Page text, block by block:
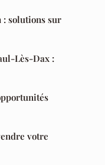
solutions sur
Lès-Dax :
votre